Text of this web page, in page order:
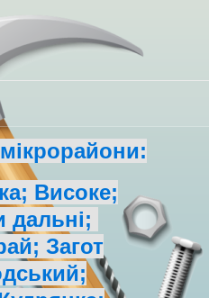
Високе;
дальні;
Загот